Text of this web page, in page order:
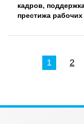
кадров,
престижа
1 2